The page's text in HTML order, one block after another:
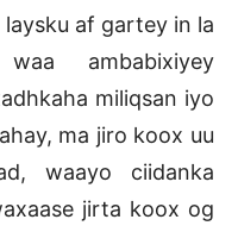
af gartey in la
ambabixiyey
miliqsan iyo
ma jiro koox uu
waayo ciidanka
jirta koox og